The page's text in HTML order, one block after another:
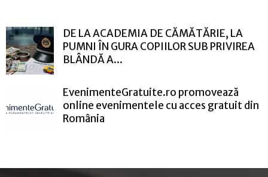
DE LA ACADEMIA DE CĂMĂTĂRIE, LA
PUMNI ÎN GURA COPIILOR SUB PRIVIREA
BLÂNDĂ A...
EvenimenteGratuite.ro promovează
online evenimentele cu acces gratuit din
România